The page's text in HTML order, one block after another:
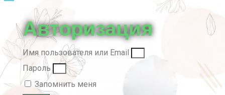
вверх
Авторизация
Имя пользователя или Email
Пароль
Запомнить меня